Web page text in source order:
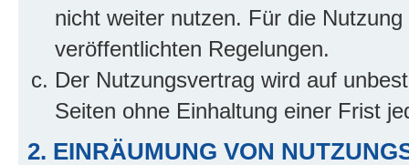
nicht weiter nutzen. Für die
veröffentlichten Regelungen.
Der Nutzungsvertrag wird auf
Seiten ohne Einhaltung einer Frist
2. EINRÄUMUNG VON